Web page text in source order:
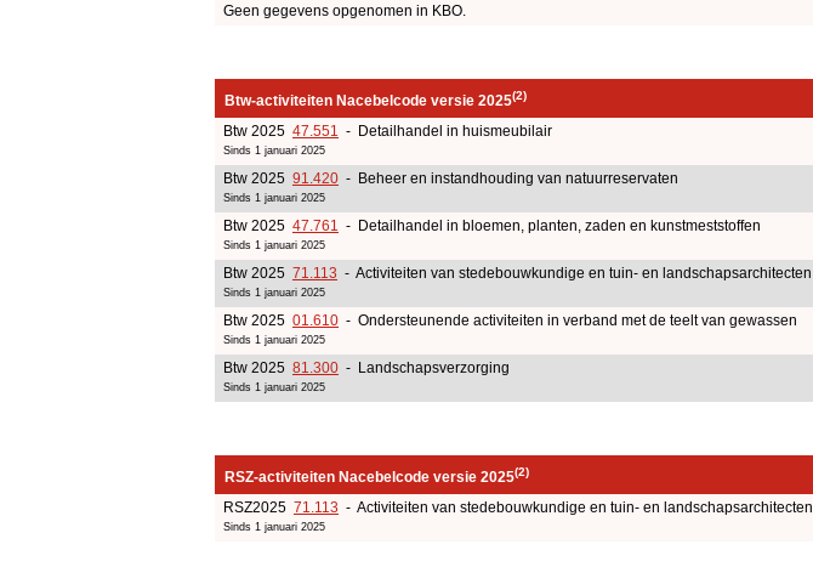
Geen gegevens opgenomen in KBO.
Btw-activiteiten Nacebelcode versie 2025(2)
Btw 2025 47.551 - Detailhandel in huismeubilair
Sinds 1 januari 2025
Btw 2025 91.420 - Beheer en instandhouding van natuurreservaten
Sinds 1 januari 2025
Btw 2025 47.761 - Detailhandel in bloemen, planten, zaden en kunstmeststoffen
Sinds 1 januari 2025
Btw 2025 71.113 - Activiteiten van stedebouwkundige en tuin- en landschapsarchitecten
Sinds 1 januari 2025
Btw 2025 01.610 - Ondersteunende activiteiten in verband met de teelt van gewassen
Sinds 1 januari 2025
Btw 2025 81.300 - Landschapsverzorging
Sinds 1 januari 2025
RSZ-activiteiten Nacebelcode versie 2025(2)
RSZ2025 71.113 - Activiteiten van stedebouwkundige en tuin- en landschapsarchitecten
Sinds 1 januari 2025